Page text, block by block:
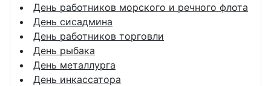
День работников морского и речного флота
День сисадмина
День работников торговли
День рыбака
День металлурга
День инкассатора